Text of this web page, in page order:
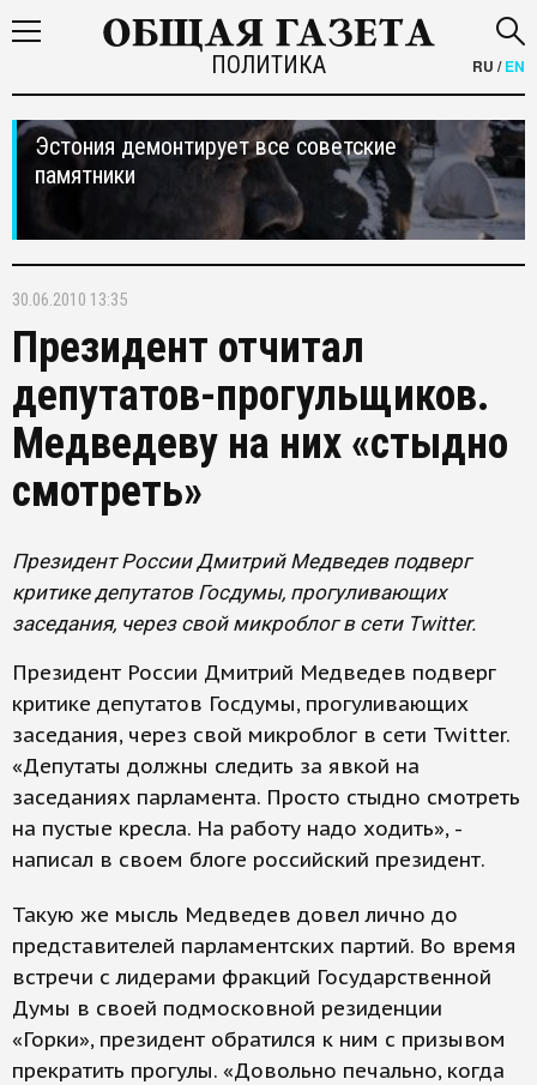
ПОЛИТИКА RU /EN
Эстония демонтирует все советские
памятники
30.06.2010 13:35
Президент отчитал
депутатов-прогульщиков.
Медведеву на них «стыдно
смотреть»
Президент России Дмитрий Медведев подверг
критике депутатов Госдумы, прогуливающих
заседания, через свой микроблог в сети Twitter.
Президент России Дмитрий Медведев подверг
критике депутатов Госдумы, прогуливающих
заседания, через свой микроблог в сети Twitter.
«Депутаты должны следить за явкой на
заседаниях парламента. Просто стыдно смотреть
на пустые кресла. На работу надо ходить», -
написал в своем блоге российский президент.
Такую же мысль Медведев довел лично до
представителей парламентских партий. Во время
встречи с лидерами фракций Государственной
Думы в своей подмосковной резиденции
«Горки», президент обратился к ним с призывом
прекратить прогулы. «Довольно печально, когда